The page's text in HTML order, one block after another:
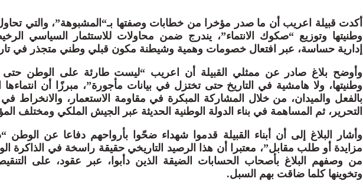
أكدت قبيلة اعريب أن ما صدر مؤخرا من خطابات وصفتها بـ“المشبوهة”، والتي
وطنيتها وتوزيع “صكوك الانتماء”، يندرج ضمن محاولات للاستثمار السياسي
إدارية حساسة، عبر افتعال خصومات وهمية وشيطنة مكون قبلي وطني متجذر في
وأوضح بلاغ صادر عن ممثلي القبيلة أن اعريب “ليست طارئة على الوطن حتى
وطنيتها، ولا هامشية في التاريخ حتى تختزل في بيانات مأجورة”، مبرزًا أن
بالفعل والميدان، من خلال المشاركة المبكرة في مقاومة الاستعمار،
التحرير، ثم المساهمة في بناء الدولة الوطنية الحديثة عبر الجيش الملكي ومختلف
وأشار البلاغ إلى أن أبناء القبيلة قدموا شهداء ضحّوا بأرواحهم دفاعا عن
مزايدة أو طلب مقابل”، معتبرا أن هذا الرصيد التاريخي حقيقة راسخة في الذاكرة
من وصفهم البلاغ بأصحاب الحسابات الضيقة الذين دأبوا، عبر عقود، على
وتخوينها كلما ضاقت بهم السبل.